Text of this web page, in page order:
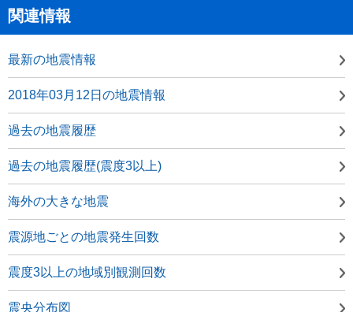
関連情報
最新の地震情報
2018年03月12日の地震情報
過去の地震履歴
過去の地震履歴(震度3以上)
海外の大きな地震
震源地ごとの地震発生回数
震度3以上の地域別観測回数
震央分布図